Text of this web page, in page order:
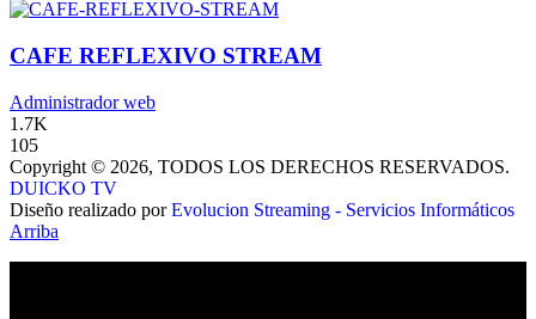
CAFE REFLEXIVO STREAM
Administrador web
1.7K
105
Copyright © 2026, TODOS LOS DERECHOS RESERVADOS.
DUICKO TV
Diseño realizado porEvolucion Streaming - Servicios Informáticos
Arriba